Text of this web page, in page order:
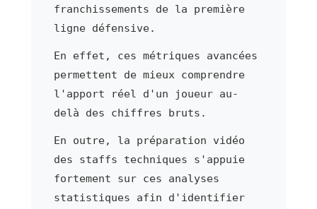
franchissements de la première
ligne défensive.
En effet, ces métriques avancées
permettent de mieux comprendre
l'apport réel d'un joueur au-
delà des chiffres bruts.
En outre, la préparation vidéo
des staffs techniques s'appuie
fortement sur ces analyses
statistiques afin d'identifier